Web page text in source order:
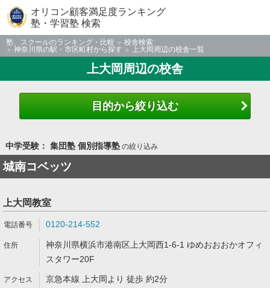
オリコン顧客満足度ランキング
塾・学習塾 検索
塾、スクールのランキング・比較
校舎検索
神奈川県の駅・市区町村から探す
上大岡周辺の校舎一覧
上大岡周辺の校舎
目的から絞り込む
中学受験： 集団塾 個別指導塾の絞り込み
城南コベッツ
上大岡教室
0120-214-552
神奈川県横浜市港南区上大岡西1-6-1 ゆめおおおかオフィ
スタワー20F
京急本線 上大岡より 徒歩 約2分